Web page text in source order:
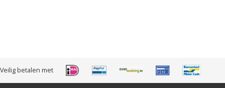
Veilig betalen met